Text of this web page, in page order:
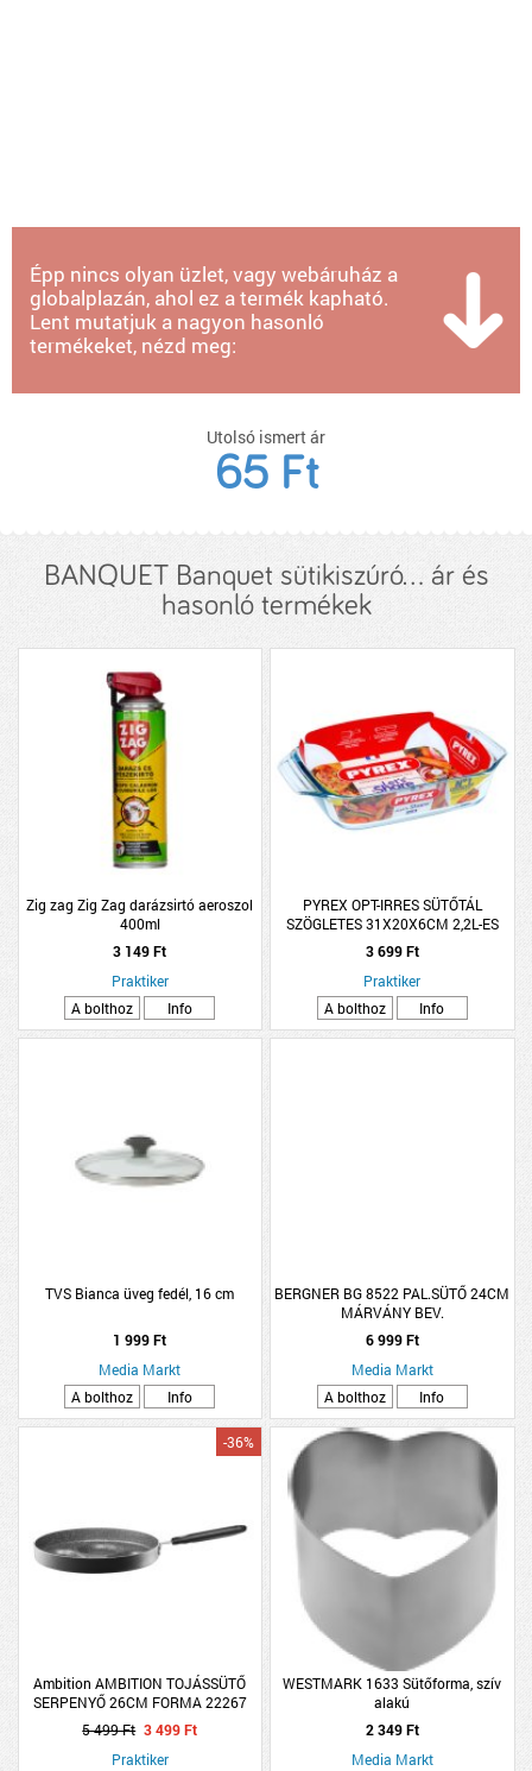
Épp nincs olyan üzlet, vagy webáruház a
globalplazán, ahol ez a termék kapható.
Lent mutatjuk a nagyon hasonló
termékeket, nézd meg:
Utolsó ismert ár
65 Ft
BANQUET Banquet sütikiszúró... ár és
hasonló termékek
Zig zag Zig Zag darázsirtó aeroszol
400ml
3 149 Ft
Praktiker
A bolthoz
Info
PYREX OPT-IRRES SÜTŐTÁL
SZÖGLETES 31X20X6CM 2,2L-ES
3 699 Ft
Praktiker
A bolthoz
Info
TVS Bianca üveg fedél, 16 cm
1 999 Ft
Media Markt
A bolthoz
Info
BERGNER BG 8522 PAL.SÜTŐ 24CM
MÁRVÁNY BEV.
6 999 Ft
Media Markt
A bolthoz
Info
Ambition AMBITION TOJÁSSÜTŐ
SERPENYŐ 26CM FORMA 22267
AMBITION PEDRA
-36%
5 499 Ft 3 499 Ft
Praktiker
WESTMARK 1633 Sütőforma, szív
alakú
2 349 Ft
Media Markt